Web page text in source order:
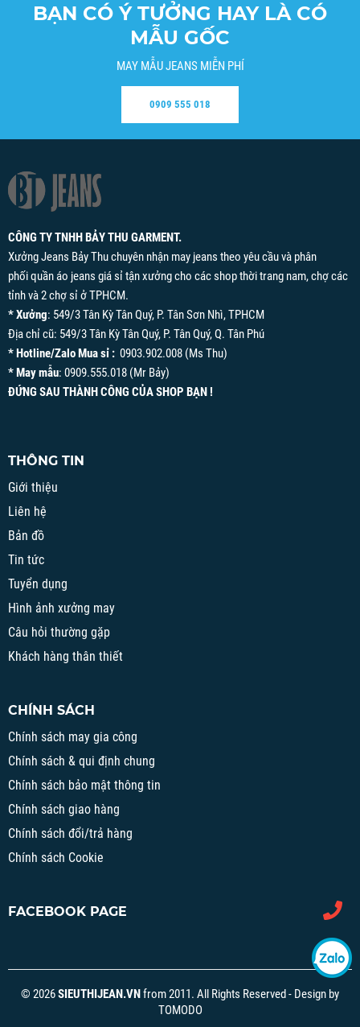
BẠN CÓ Ý TƯỞNG HAY LÀ CÓ
MẪU GỐC
MAY MẪU JEANS MIỄN PHÍ
0909 555 018
CÔNG TY TNHH BẢY THU GARMENT.
Xưởng Jeans Bảy Thu chuyên nhận may jeans theo yêu cầu và phân
phối quần áo jeans giá sỉ tận xưởng cho các shop thời trang nam, chợ các
tỉnh và 2 chợ sỉ ở TPHCM.
* Xưởng: 549/3 Tân Kỳ Tân Quý, P. Tân Sơn Nhì, TPHCM
Địa chỉ cũ: 549/3 Tân Kỳ Tân Quý, P. Tân Quý, Q. Tân Phú
* Hotline/Zalo Mua sỉ : 0903.902.008 (Ms Thu)
* May mẫu: 0909.555.018 (Mr Bảy)
ĐỨNG SAU THÀNH CÔNG CỦA SHOP BẠN !
THÔNG TIN
Giới thiệu
Liên hệ
Bản đồ
Tin tức
Tuyển dụng
Hình ảnh xưởng may
Câu hỏi thường gặp
Khách hàng thân thiết
CHÍNH SÁCH
Chính sách may gia công
Chính sách & qui định chung
Chính sách bảo mật thông tin
Chính sách giao hàng
Chính sách đổi/trả hàng
Chính sách Cookie
FACEBOOK PAGE
© 2026SIEUTHIJEAN.VNfrom 2011. All Rights Reserved - Design by
TOMODO